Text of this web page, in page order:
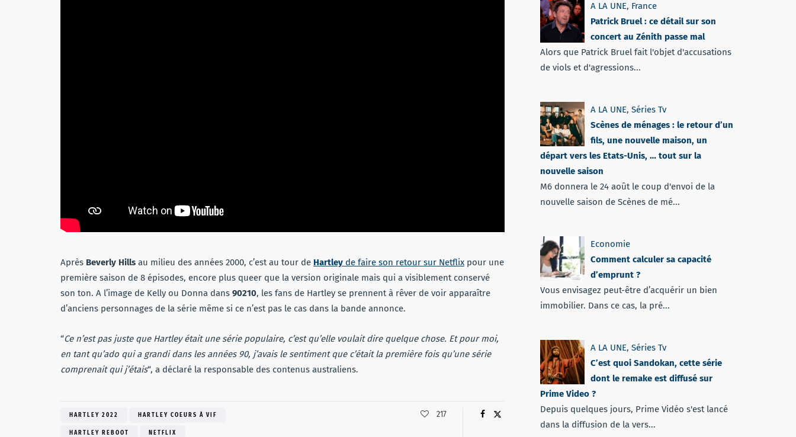
Après Beverly Hills au milieu des années 2000, c’est au tour de Hartley de faire son retour sur Netflix pour une
première saison de 8 épisodes, encore plus queer que la version originale mais qui a visiblement conservé
son ton. A l’image de Kelly ou Donna dans 90210, les fans de Hartley se prennent à rêver de voir apparaître
d’anciens personnages de la série même si ce n’est pas le cas dans la bande annonce.
“Ce n’est pas juste que Hartley était une série populaire, c’est qu’elle voulait dire quelque chose. Et pour moi,
en tant qu’ado qui a grandi dans les années 90, j’avais le sentiment que c’était la première fois qu’une série
comprenait qui j’étais“, a déclaré la responsable des contenus australiens.
HARTLEY 2022 HARTLEY COEURS À VIF
HARTLEY REBOOT NETFLIX
217
A LA UNE, France
Patrick Bruel : ce détail sur son
concert au Zénith passe mal
Alors que Patrick Bruel fait l'objet d'accusations
de viols et d'agressions...
A LA UNE, Séries Tv
Scènes de ménages : le retour d’un
fils, une nouvelle maison, un
départ vers les Etats-Unis, … tout sur la
nouvelle saison
M6 donnera le 24 août le coup d'envoi de la
nouvelle saison de Scènes de mé...
Economie
Comment calculer sa capacité
d’emprunt ?
Vous envisagez peut-être d’acquérir un bien
immobilier. Dans ce cas, la pré...
A LA UNE, Séries Tv
C’est quoi Sandokan, cette série
dont le remake est diffusé sur
Prime Video ?
Depuis quelques jours, Prime Vidéo s'est lancé
dans la diffusion de la vers...